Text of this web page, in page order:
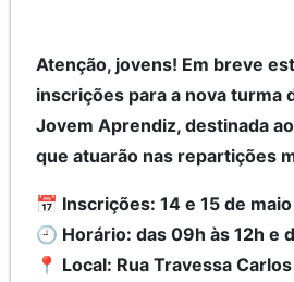
Atenção, jovens! Em breve
inscrições para a nova turma
Jovem Aprendiz, destinada
que atuarão nas repartições
📅 Inscrições: 14 e 15 de maio
🕘 Horário: das 09h às 12h e
📍 Local: Rua Travessa